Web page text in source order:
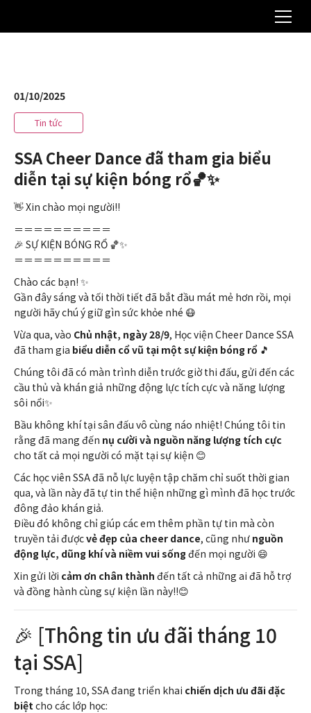
01/10/2025
Tin tức
SSA Cheer Dance đã tham gia biểu
diễn tại sự kiện bóng rổ🏀✨
👋 Xin chào mọi người‼️
＝＝＝＝＝＝＝＝＝＝
🎉 SỰ KIỆN BÓNG RỔ 🏀✨
＝＝＝＝＝＝＝＝＝＝
Chào các bạn! ✨
Gần đây sáng và tối thời tiết đã bắt đầu mát mẻ hơn rồi, mọi
người hãy chú ý giữ gìn sức khỏe nhé 😷
Vừa qua, vào Chủ nhật, ngày 28/9, Học viện Cheer Dance SSA
đã tham gia biểu diễn cổ vũ tại một sự kiện bóng rổ 🎵
Chúng tôi đã có màn trình diễn trước giờ thi đấu, gửi đến các
cầu thủ và khán giả những động lực tích cực và năng lượng
sôi nổi✨
Bầu không khí tại sân đấu vô cùng náo nhiệt! Chúng tôi tin
rằng đã mang đến nụ cười và nguồn năng lượng tích cực
cho tất cả mọi người có mặt tại sự kiện 😊
Các học viên SSA đã nỗ lực luyện tập chăm chỉ suốt thời gian
qua, và lần này đã tự tin thể hiện những gì mình đã học trước
đông đảo khán giả.
Điều đó không chỉ giúp các em thêm phần tự tin mà còn
truyền tải đượcvẻ đẹp của cheer dance, cũng như nguồn
động lực, dũng khí và niềm vui sống đến mọi người 😄
Xin gửi lời cảm ơn chân thành đến tất cả những ai đã hỗ trợ
và đồng hành cùng sự kiện lần này‼️😊
🎉 [Thông tin ưu đãi tháng 10
tại SSA]
Trong tháng 10, SSA đang triển khai chiến dịch ưu đãi đặc
biệtcho các lớp học: